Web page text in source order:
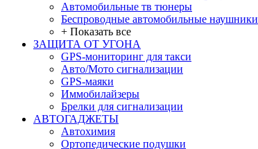
Автомобильные тв тюнеры
Беспроводные автомобильные наушники
+ Показать все
ЗАЩИТА ОТ УГОНА
GPS-мониторинг для такси
Авто/Мото сигнализации
GPS-маяки
Иммобилайзеры
Брелки для сигнализации
АВТОГАДЖЕТЫ
Автохимия
Ортопедические подушки